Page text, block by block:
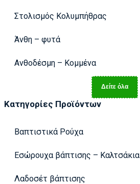
Στολισμός Κολυμπήθρας
Άνθη – φυτά
Ανθοδέσμη – Κομμένα
Δείτε όλα
Κατηγορίες Προϊόντων
Βαπτιστικά Ρούχα
Εσώρουχα βάπτισης – Καλτσάκια
Λαδοσέτ βάπτισης